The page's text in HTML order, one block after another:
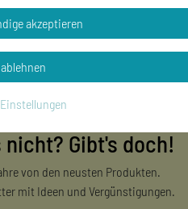
Gibt's doch!
von den neusten Produkten.
mit Ideen und Vergünstigungen.
akzeptieren